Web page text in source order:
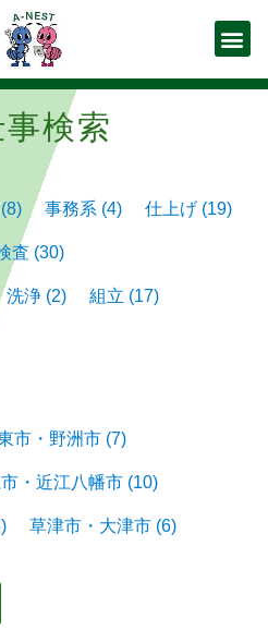
検索
(8) 事務系 (4) 仕上げ (19)
査 (30)
洗浄 (2) 組立 (17)
市・野洲市 (7)
・近江八幡市 (10)
草津市・大津市 (6)